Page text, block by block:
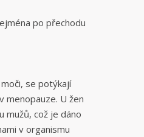
po přechodu
se potýkají
menopauze. U žen
mužů, což je dáno
v organismu